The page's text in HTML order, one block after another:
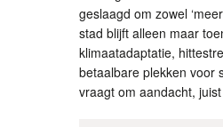
geslaagd om zowel
stad blijft alleen maar
klimaatadaptatie,
betaalbare plekken voor
vraagt om aandacht,